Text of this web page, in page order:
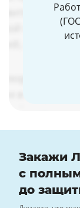
Закажи
с
до